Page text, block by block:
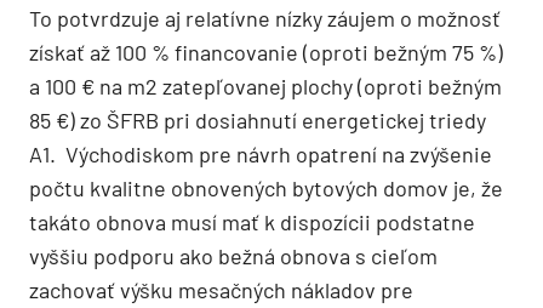
To potvrdzuje aj relatívne nízky záujem o možnosť
získať až 100 % financovanie (oproti bežným 75 %)
a 100 € na m2 zatepľovanej plochy (oproti bežným
85 €) zo ŠFRB pri dosiahnutí energetickej triedy
A1. Východiskom pre návrh opatrení na zvýšenie
počtu kvalitne obnovených bytových domov je, že
takáto obnova musí mať k dispozícii podstatne
vyššiu podporu ako bežná obnova s cieľom
zachovať výšku mesačných nákladov pre